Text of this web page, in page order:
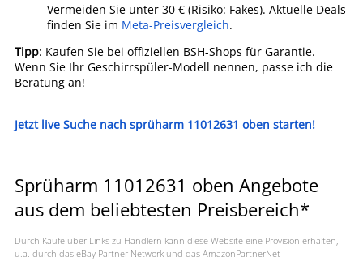
Vermeiden Sie unter 30 € (Risiko: Fakes). Aktuelle Deals
finden Sie im Meta-Preisvergleich.
Tipp: Kaufen Sie bei offiziellen BSH-Shops für Garantie.
Wenn Sie Ihr Geschirrspüler-Modell nennen, passe ich die
Beratung an!
Jetzt live Suche nach sprüharm 11012631 oben starten!
Sprüharm 11012631 oben Angebote
aus dem beliebtesten Preisbereich*
Durch Käufe über Links zu Händlern kann diese Website eine Provision erhalten,
u.a. durch das eBay Partner Network und das AmazonPartnerNet